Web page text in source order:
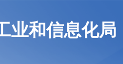
业和信息化局